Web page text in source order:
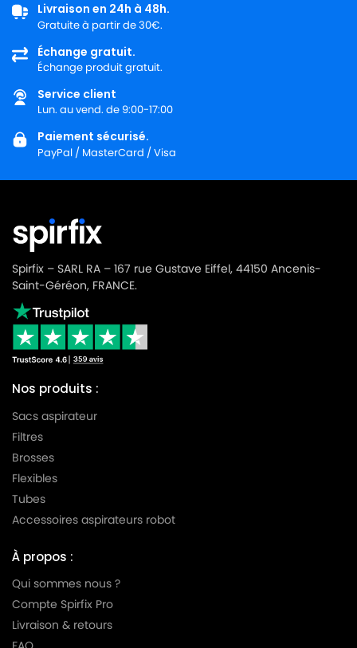
Livraison en 24h à 48h.
Gratuite à partir de 30€.
Échange gratuit.
Échange produit gratuit.
Service client
Lun. au vend. de 9:00-17:00
Paiement sécurisé.
PayPal / MasterCard / Visa
Spirfix – SARL RA – 167 rue Gustave Eiffel, 44150 Ancenis-
Saint-Géréon, FRANCE.
Nos produits :
Sacs aspirateur
Filtres
Brosses
Flexibles
Tubes
Accessoires aspirateurs robot
À propos :
Qui sommes nous ?
Compte Spirfix Pro
Livraison & retours